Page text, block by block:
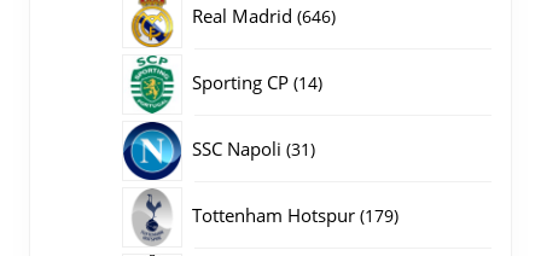
Real Madrid 646646
Sporting CP 1414
SSC Napoli 3131
Tottenham Hotspur 179179